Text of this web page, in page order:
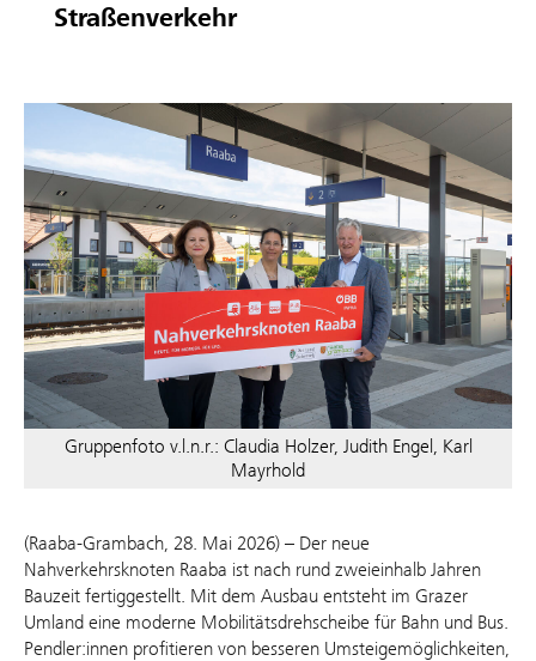
Straßenverkehr
Gruppenfoto v.l.n.r.: Claudia Holzer, Judith Engel, Karl
Mayrhold
(Raaba-Grambach, 28. Mai 2026) – Der neue
Nahverkehrsknoten Raaba ist nach rund zweieinhalb Jahren
Bauzeit fertiggestellt. Mit dem Ausbau entsteht im Grazer
Umland eine moderne Mobilitätsdrehscheibe für Bahn und Bus.
Pendler:innen profitieren von besseren Umsteigemöglichkeiten,